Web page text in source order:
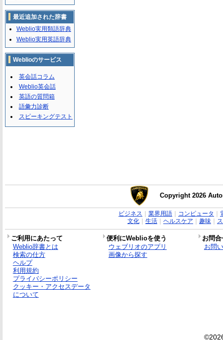
最近追加された辞書
Weblio実用類語辞典
Weblio実用英語辞典
Weblioのサービス
英会話コラム
Weblio英会話
英語の質問箱
語彙力診断
スピーキングテスト
Copyright 2026
ビジネス 業界用語｜ コンピュータ
文化｜ 生活｜ ヘルスケア 趣味｜
ご利用にあたって 便利にWeblioを使う
お問
Weblio辞書とは
検索の仕方
ヘルプ
利用規約
プライバシーポリシー
クッキー・アクセスデータ
について
ウェブリオのアプリ
画像から探す
お問